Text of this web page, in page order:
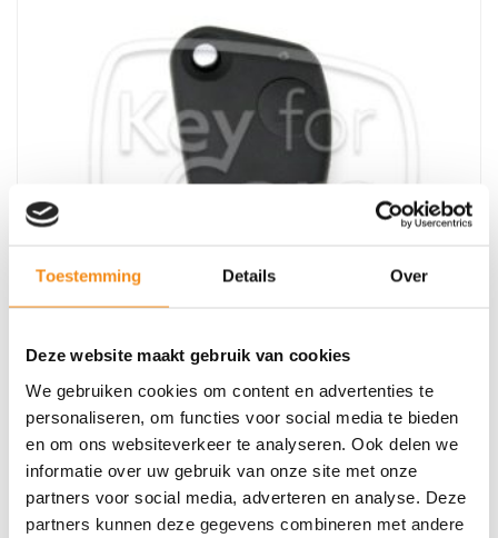
Toestemming Details Over
Deze website maakt gebruik van cookies
We gebruiken cookies om content en advertenties te
personaliseren, om functies voor social media te bieden
en om ons websiteverkeer te analyseren. Ook delen we
informatie over uw gebruik van onze site met onze
partners voor social media, adverteren en analyse. Deze
partners kunnen deze gegevens combineren met andere
Alfa Romeo 156 2Knops klapsleutel behuizing